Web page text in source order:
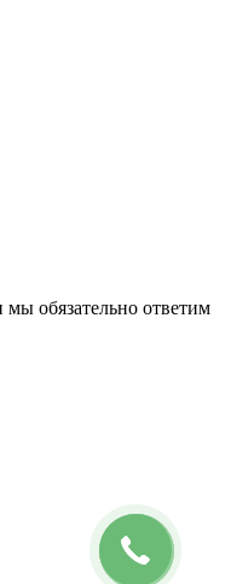
обязательно ответим